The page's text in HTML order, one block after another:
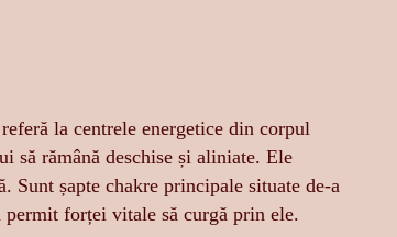
la centrele energetice din corpul
să rămână deschise și aliniate. Ele
Sunt șapte chakre principale situate de-a
forței vitale să curgă prin ele.